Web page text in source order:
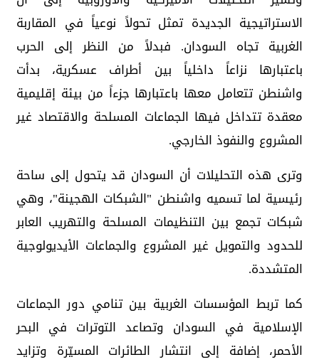
الاستراتيجية الجديدة تمثل تحولاً نوعياً في المقاربة
الغربية تجاه السودان. فبدلاً من النظر إلى الحرب
باعتبارها نزاعاً داخلياً بين أطراف عسكرية، بدأت
واشنطن تتعامل معها باعتبارها جزءاً من بيئة إقليمية
معقدة تتداخل فيها الجماعات المسلحة والاقتصاد غير
المشروع والنفوذ الخارجي.
وترى هذه التحليلات أن السودان قد يتحول إلى ساحة
رئيسية لما تسميه واشنطن "الشبكات الهجينة"، وهي
شبكات تجمع بين التنظيمات المسلحة والتهريب العابر
للحدود والتمويل غير المشروع والجماعات الأيديولوجية
المتشددة.
كما تربط المؤسسات الغربية بين تنامي دور الجماعات
الإسلامية في السودان وتصاعد التوترات في البحر
الأحمر، إضافة إلى انتشار الطائرات المسيّرة وتزايد